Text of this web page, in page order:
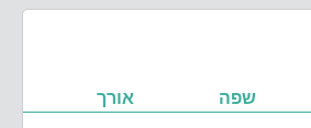
שפה אורך